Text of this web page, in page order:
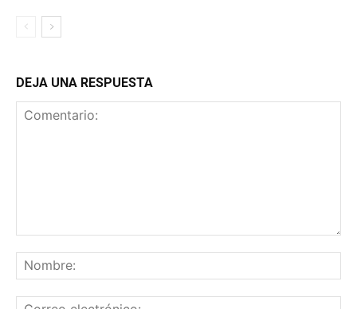
DEJA UNA RESPUESTA